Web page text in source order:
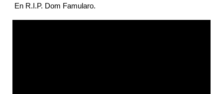
En R.I.P. Dom Famularo.